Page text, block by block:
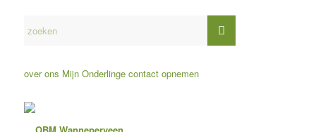
over ons Mijn Onderlinge contact opnemen